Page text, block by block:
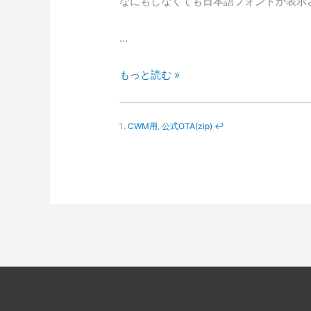
…
Galaxy
JellyBean
もっと読む »
CWM用 ,公式OTA(zip) ↩